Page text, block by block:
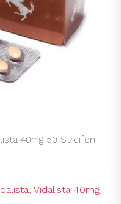
40mg 50 Streifen
, Vidalista 40mg